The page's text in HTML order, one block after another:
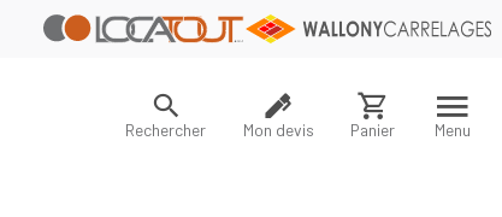
Rechercher Mon devis Panier Menu